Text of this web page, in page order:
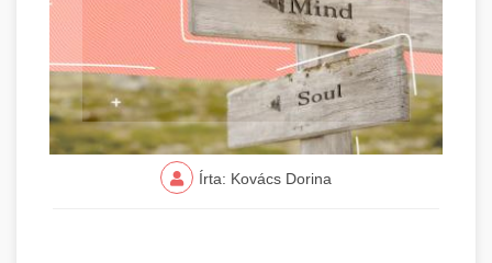
Írta: Kovács Dorina